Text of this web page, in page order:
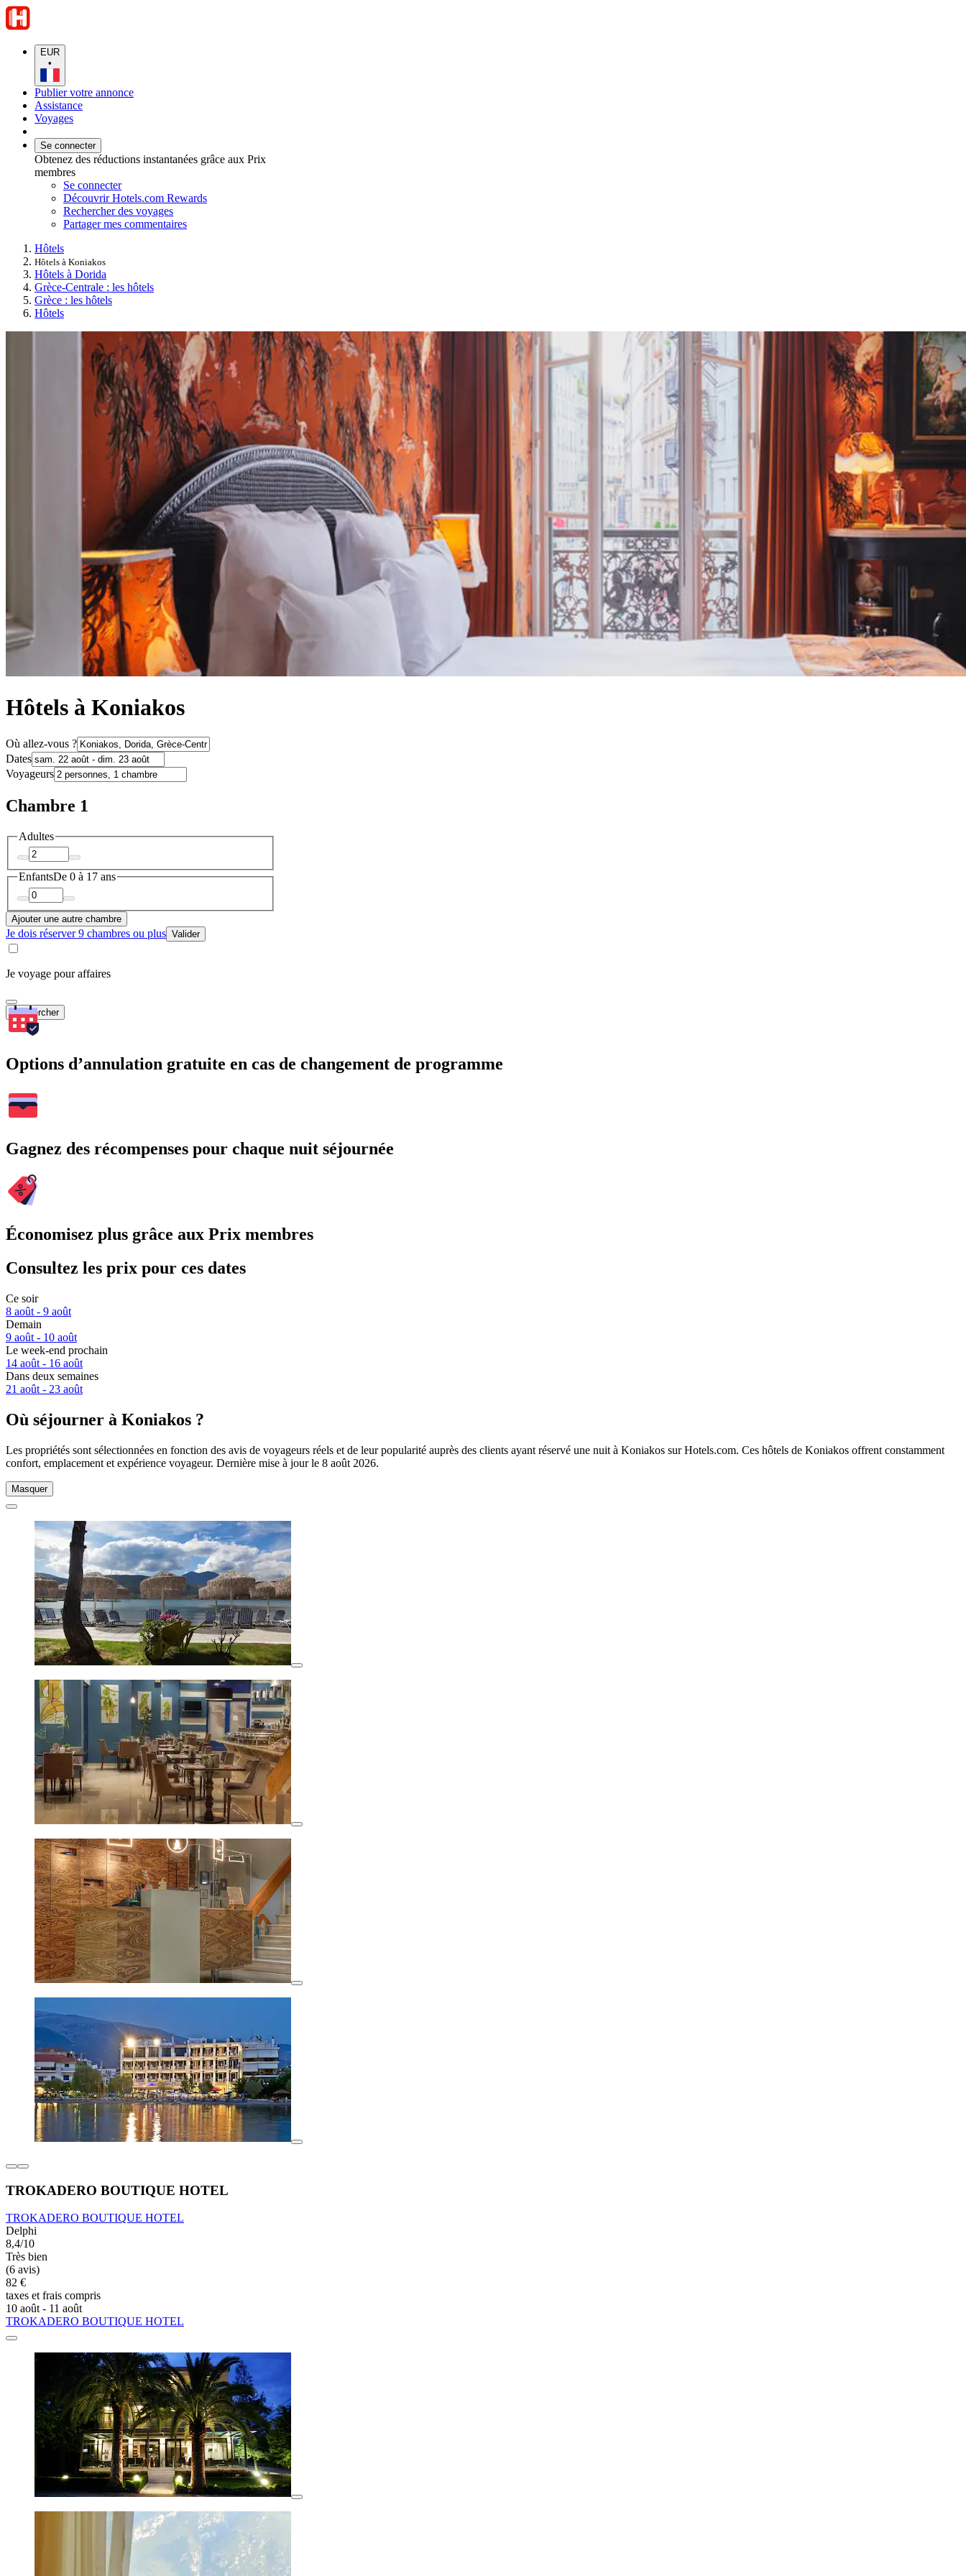
EUR
•
Publier votre annonce
Assistance
Voyages
Se connecter
Obtenez des réductions instantanées grâce aux Prix
membres
Se connecter
Découvrir Hotels.com Rewards
Rechercher des voyages
Partager mes commentaires
Hôtels
Hôtels à Koniakos
Hôtels à Dorida
Grèce-Centrale : les hôtels
Grèce : les hôtels
Hôtels
Hôtels à Koniakos
Où allez-vous ?
Dates
Voyageurs
Chambre 1
Adultes
EnfantsDe 0 à 17 ans
Ajouter une autre chambre
Je dois réserver 9 chambres ou plus Valider
Je voyage pour affaires
Rechercher
Options d’annulation gratuite en cas de changement de programme
Gagnez des récompenses pour chaque nuit séjournée
Économisez plus grâce aux Prix membres
Consultez les prix pour ces dates
Ce soir
8 août - 9 août
Demain
9 août - 10 août
Le week-end prochain
14 août - 16 août
Dans deux semaines
21 août - 23 août
Où séjourner à Koniakos ?
Les propriétés sont sélectionnées en fonction des avis de voyageurs réels et de leur popularité auprès des clients ayant réservé une nuit à Koniakos sur Hotels.com. Ces hôtels de Koniakos offrent constamment
confort, emplacement et expérience voyageur. Dernière mise à jour le 8 août 2026.
Masquer
TROKADERO BOUTIQUE HOTEL
TROKADERO BOUTIQUE HOTEL
Delphi
8,4/10
Très bien
(6 avis)
82 €
taxes et frais compris
10 août - 11 août
TROKADERO BOUTIQUE HOTEL